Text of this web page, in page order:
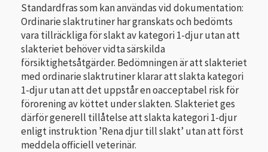
Standardfras som kan användas vid dokumentation:
Ordinarie slaktrutiner har granskats och bedömts
vara tillräckliga för slakt av kategori 1-djur utan att
slakteriet behöver vidta särskilda
försiktighetsåtgärder. Bedömningen är att slakteriet
med ordinarie slaktrutiner klarar att slakta kategori
1-djur utan att det uppstår en oacceptabel risk för
förorening av köttet under slakten. Slakteriet ges
därför generell tillåtelse att slakta kategori 1-djur
enligt instruktion ’Rena djur till slakt’ utan att först
meddela officiell veterinär.